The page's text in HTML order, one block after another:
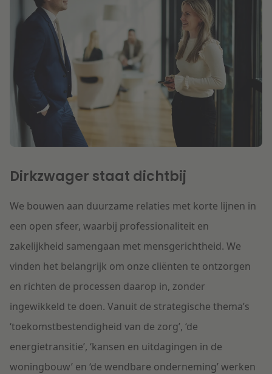
Dirkzwager staat dichtbij
We bouwen aan duurzame relaties met korte lijnen in
een open sfeer, waarbij professionaliteit en
zakelijkheid samengaan met mensgerichtheid. We
vinden het belangrijk om onze cliënten te ontzorgen
en richten de processen daarop in, zonder
ingewikkeld te doen. Vanuit de strategische thema’s
‘toekomstbestendigheid van de zorg’, ‘de
energietransitie’, ‘kansen en uitdagingen in de
woningbouw’ en ‘de wendbare onderneming’ werken